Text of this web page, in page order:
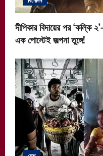
দীপিকার বিদায়ের পর ‘কল্কি
এক পোস্টেই জল্পনা তুঙ্গে!